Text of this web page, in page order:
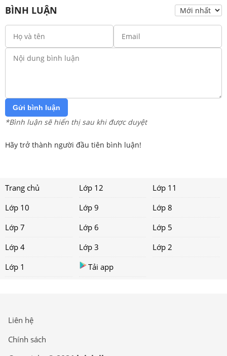
BÌNH LUẬN
Gửi bình luận
*Bình luận sẽ hiển thị sau khi được duyệt
Hãy trở thành người đầu tiên bình luận!
Trang chủ Lớp 12
Lớp 11
Lớp 10
Lớp 9
Lớp 8
Lớp 7
Lớp 6
Lớp 5
Lớp 4
Lớp 3
Lớp 2
Lớp 1
Tải app
Liên hệ
Chính sách